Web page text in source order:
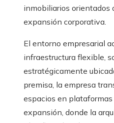
inmobiliarios orientados
expansión corporativa.
El entorno empresarial
infraestructura flexible,
estratégicamente
premisa, la empresa
espacios en plataformas
expansión, donde la